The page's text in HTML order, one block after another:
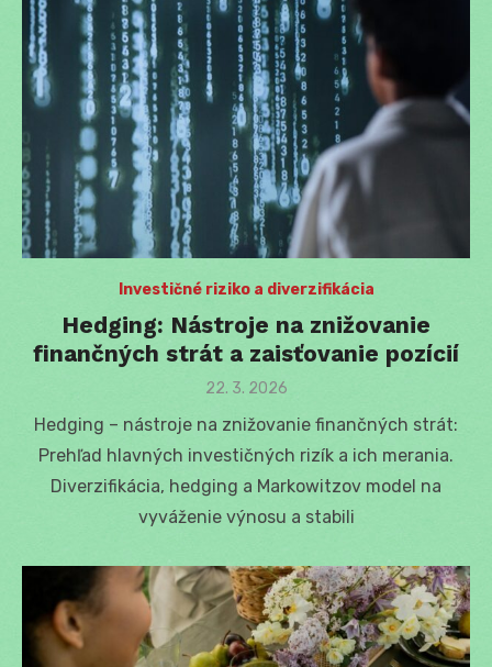
Investičné riziko a diverzifikácia
Hedging: Nástroje na znižovanie
finančných strát a zaisťovanie pozícií
Posted
22. 3. 2026
Hedging – nástroje na znižovanie finančných strát:
Prehľad hlavných investičných rizík a ich merania.
Diverzifikácia, hedging a Markowitzov model na
vyváženie výnosu a stabili